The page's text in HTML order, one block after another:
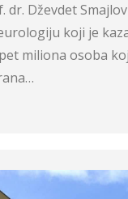
Dževdet
koji je
miliona osoba